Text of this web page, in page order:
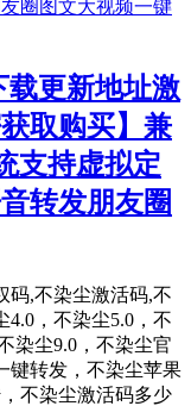
载更新地址激
取购买】兼
支持虚拟定
转发朋友圈
码,不染尘激活码,不
4.0，不染尘5.0，不
染尘9.0，不染尘官
键转发，不染尘苹果
不染尘激活码多少